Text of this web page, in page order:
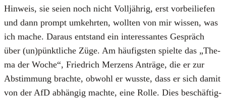
Hin­weis, sie sei­en noch nicht Voll­jäh­rig, erst vor­bei­lie­fen
und dann prompt umkehr­ten, woll­ten von mir wis­sen, was
ich mache. Dar­aus ent­stand ein inter­es­san­tes Gespräch
über (un)pünktliche Züge. Am häu­figs­ten spiel­te das „The­
ma der Woche“, Fried­rich Mer­zens Anträ­ge, die er zur
Abstim­mung brach­te, obwohl er wuss­te, dass er sich damit
von der AfD abhän­gig mach­te, eine Rol­le. Dies beschäf­tig­